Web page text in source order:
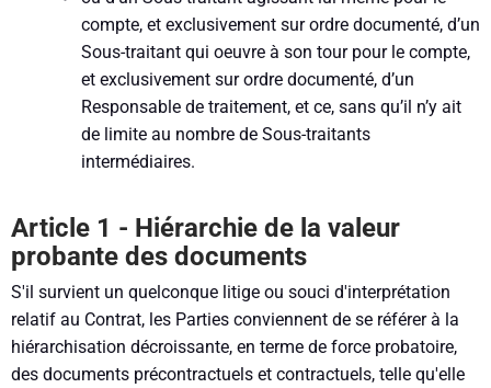
compte, et exclusivement sur ordre documenté, d’un
Sous-traitant qui oeuvre à son tour pour le compte,
et exclusivement sur ordre documenté, d’un
Responsable de traitement, et ce, sans qu’il n’y ait
de limite au nombre de Sous-traitants
intermédiaires.
Article 1 - Hiérarchie de la valeur
probante des documents
S'il survient un quelconque litige ou souci d'interprétation
relatif au Contrat, les Parties conviennent de se référer à la
hiérarchisation décroissante, en terme de force probatoire,
des documents précontractuels et contractuels, telle qu'elle